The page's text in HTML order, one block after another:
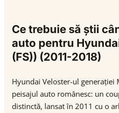
Ce trebuie să știi
auto pentru
(FS)) (2011-2018)
Hyundai Veloster-ul generației
peisajul auto românesc: un
distinctă, lansat în 2011 cu o